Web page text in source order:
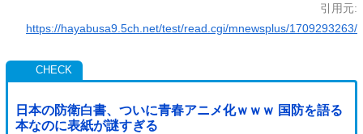
引用元:
https://hayabusa9.5ch.net/test/read.cgi/mnewsplus/1709293263/
日本の防衛白書、ついに青春アニメ化ｗｗｗ 国防を語る
本なのに表紙が謎すぎる